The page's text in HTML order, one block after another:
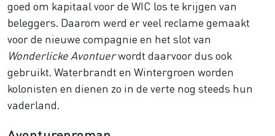
goed om kapitaal voor de WIC los te krijgen van
beleggers. Daarom werd er veel reclame gemaakt
voor de nieuwe compagnie en het slot van
Wonderlicke Avontuerwordt daarvoor dus ook
gebruikt. Waterbrandt en Wintergroen worden
kolonisten en dienen zo in de verte nog steeds hun
vaderland.